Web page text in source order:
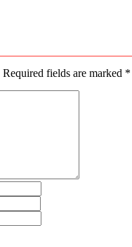
Required fields are marked *